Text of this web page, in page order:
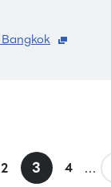
2 3 4 ...